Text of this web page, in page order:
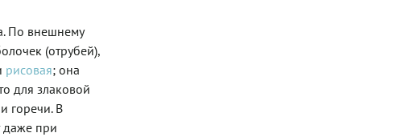
По внешнему
(отрубей),
рисовая; она
для злаковой
горечи. В
даже при